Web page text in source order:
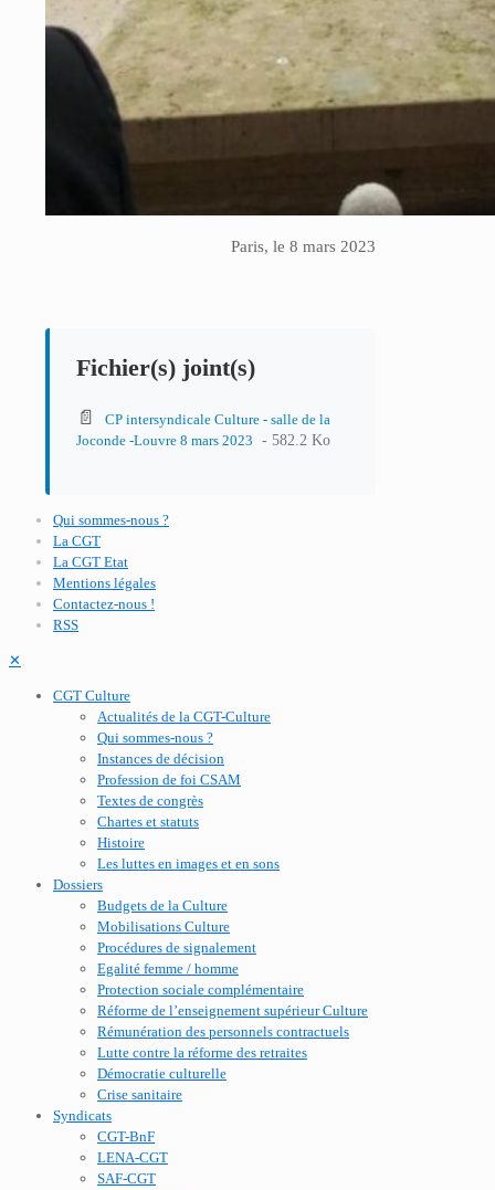
Paris, le 8 mars 2023
Fichier(s) joint(s)
📄
CP intersyndicale Culture - salle de la
Joconde -Louvre 8 mars 2023 - 582.2 Ko
Qui sommes-nous ?
La CGT
La CGT Etat
Mentions légales
Contactez-nous !
RSS
✕
CGT Culture
Actualités de la CGT-Culture
Qui sommes-nous ?
Instances de décision
Profession de foi CSAM
Textes de congrès
Chartes et statuts
Histoire
Les luttes en images et en sons
Dossiers
Budgets de la Culture
Mobilisations Culture
Procédures de signalement
Egalité femme / homme
Protection sociale complémentaire
Réforme de l’enseignement supérieur Culture
Rémunération des personnels contractuels
Lutte contre la réforme des retraites
Démocratie culturelle
Crise sanitaire
Syndicats
CGT-BnF
LENA-CGT
SAF-CGT